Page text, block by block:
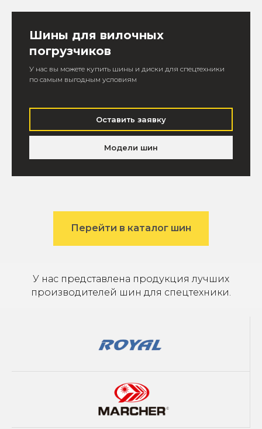
Шины для вилочных
погрузчиков
У нас вы можете купить шины и диски для спецтехники
по самым выгодным условиям
Оставить заявку
Модели шин
Перейти в каталог шин
У нас представлена продукция лучших
производителей шин для спецтехники.